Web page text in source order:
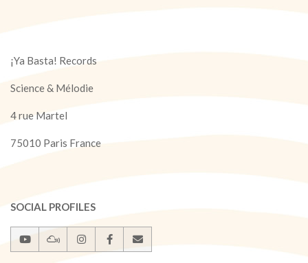
¡Ya Basta! Records
Science & Mélodie
4 rue Martel
75010 Paris France
SOCIAL PROFILES